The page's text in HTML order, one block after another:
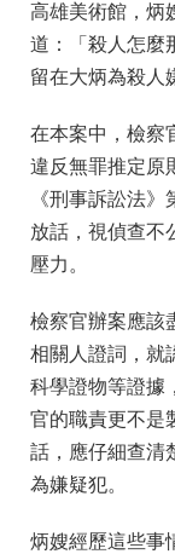
高雄美術館，炳
道：「殺人怎麼
留在大炳為殺人
在本案中，檢察
違反無罪推定原
《刑事訴訟法
放話，視偵查不
壓力。
檢察官辦案應該
相關人證詞，就
科學證物等證據
官的職責更不是
話，應仔細查清
為嫌疑犯。
炳嫂經歷這些事